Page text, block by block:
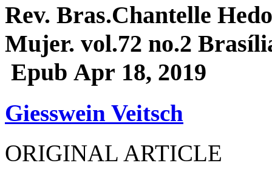
Rev. Bras.Chantelle
Mujer. vol.72 no.2
Epub Apr 18, 2019
Giesswein Veitsch
ORIGINAL ARTICLE